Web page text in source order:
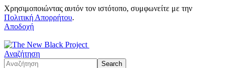
Χρησιμοποιώντας αυτόν τον ιστότοπο, συμφωνείτε με την
Πολιτική Απορρήτου.
Αποδοχή
Αναζήτηση